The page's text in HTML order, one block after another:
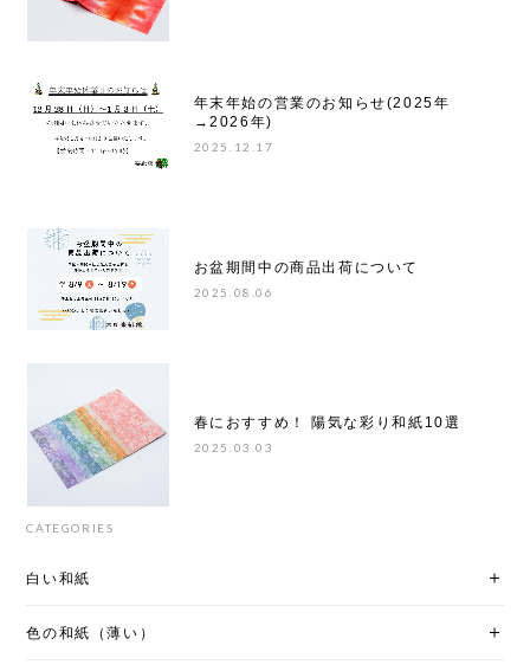
年末年始の営業のお知らせ(2025年
→2026年)
2025.12.17
お盆期間中の商品出荷について
2025.08.06
春におすすめ！ 陽気な彩り和紙10選
2025.03.03
CATEGORIES
白い和紙
色の和紙（薄い）